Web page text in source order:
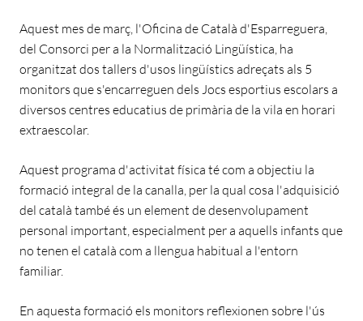
Aquest mes de març, l'Oficina de Català d'Esparreguera,
del Consorci per a la Normalització Lingüística, ha
organitzat dos tallers d'usos lingüístics adreçats als 5
monitors que s'encarreguen dels Jocs esportius escolars a
diversos centres educatius de primària de la vila en horari
extraescolar.
Aquest programa d'activitat física té com a objectiu la
formació integral de la canalla, per la qual cosa l'adquisició
del català també és un element de desenvolupament
personal important, especialment per a aquells infants que
no tenen el català com a llengua habitual a l'entorn
familiar.
En aquesta formació els monitors reflexionen sobre l'ús